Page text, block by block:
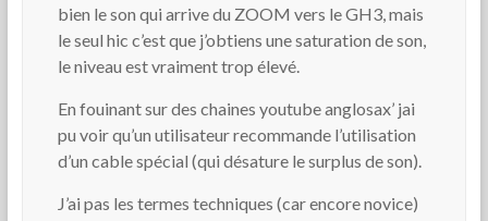
bien le son qui arrive du ZOOM vers le GH3, mais
le seul hic c’est que j’obtiens une saturation de son,
le niveau est vraiment trop élevé.
En fouinant sur des chaines youtube anglosax’ jai
pu voir qu’un utilisateur recommande l’utilisation
d’un cable spécial (qui désature le surplus de son).
J’ai pas les termes techniques (car encore novice)